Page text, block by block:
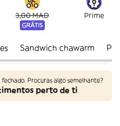
3,00 MAD
GRÁTIS
Prime
Sandwich chawarm
Procuras algo semelhante?
perto de ti